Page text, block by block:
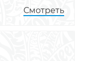
Смотреть